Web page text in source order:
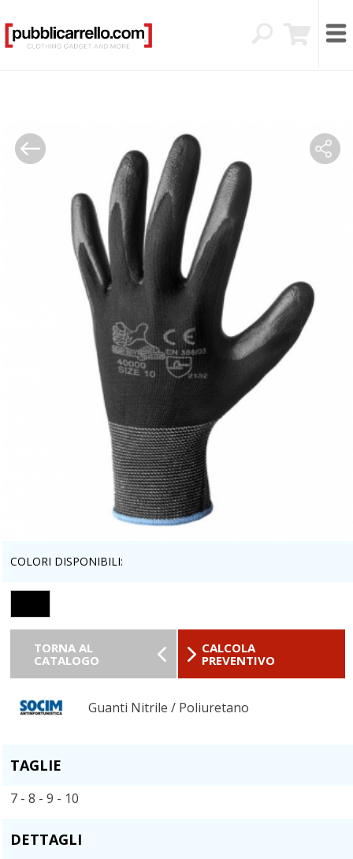
COLORI DISPONIBILI:
TORNA AL
CATALOGO
CALCOLA
PREVENTIVO
Guanti Nitrile / Poliuretano
TAGLIE
7 - 8 - 9 - 10
DETTAGLI